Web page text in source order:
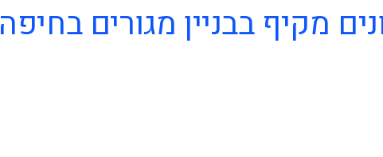
מקיף בבניין מגורים בחיפה